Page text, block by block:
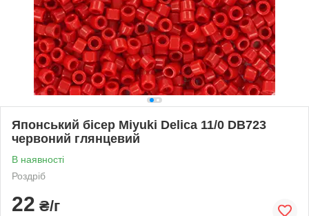
Японський бісер Miyuki Delica 11/0 DB723
червоний глянцевий
В наявності
Роздріб
22 ₴/г